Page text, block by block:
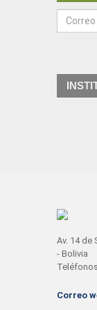
Av. 14 de
- Bolivia
Correo